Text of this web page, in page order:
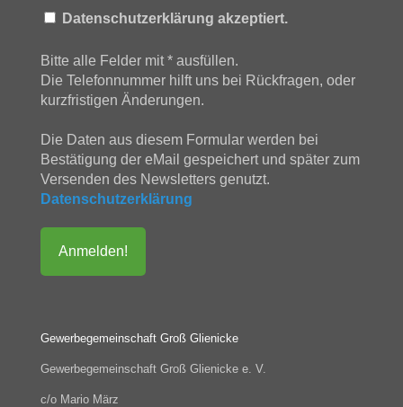
Datenschutzerklärung akzeptiert.
Bitte alle Felder mit * ausfüllen.
Die Telefonnummer hilft uns bei Rückfragen, oder
kurzfristigen Änderungen.
Die Daten aus diesem Formular werden bei
Bestätigung der eMail gespeichert und später zum
Versenden des Newsletters genutzt.
Datenschutzerklärung
Gewerbegemeinschaft Groß Glienicke
Gewerbegemeinschaft Groß Glienicke e. V.
c/o Mario März